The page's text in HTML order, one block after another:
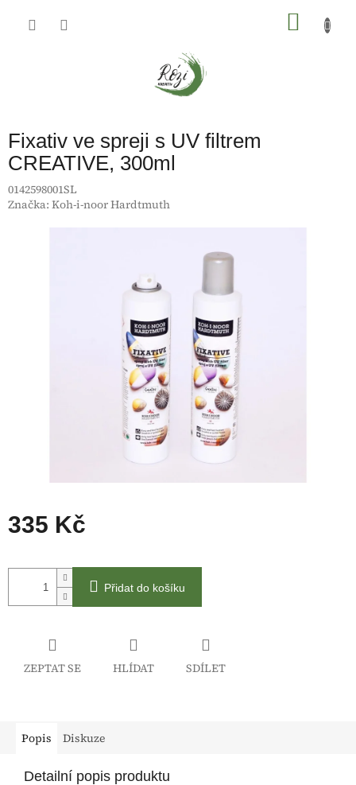
Fixativ ve spreji s UV filtrem
CREATIVE, 300ml
0142598001SL
Značka: Koh-i-noor Hardtmuth
335 Kč
cena:
Přidat do košíku
ZEPTAT SE HLÍDAT SDÍLET
Popis Diskuze
Detailní popis produktu